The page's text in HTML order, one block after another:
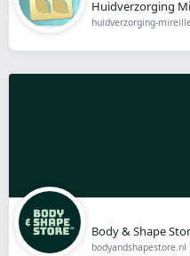
Huidverzorging
huidverzorging-
Body & Shape
bodyandshapestore.nl